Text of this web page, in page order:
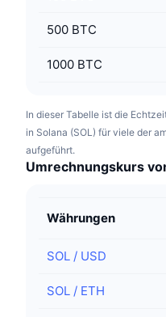
500 BTC
1000 BTC
In dieser Tabelle ist die
in Solana (SOL) für viele der
aufgeführt.
Umrechnungskurs
Währungen
SOL / USD
SOL / ETH